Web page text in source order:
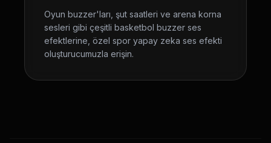
Oyun buzzer'ları, şut saatleri ve arena korna
sesleri gibi çeşitli basketbol buzzer ses
efektlerine, özel spor yapay zeka ses efekti
oluşturucumuzla erişin.